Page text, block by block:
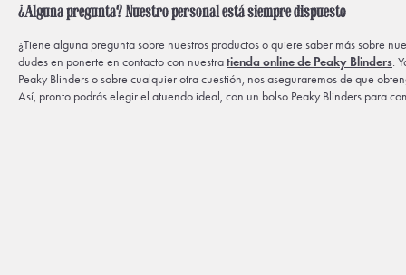
¿Alguna pregunta? Nuestro personal está siempre dispuesto
¿Tiene alguna pregunta sobre nuestros productos o quiere saber más sobre
dudes en ponerte en contacto con nuestratienda online de Peaky Blinders.
Peaky Blinders o sobre cualquier otra cuestión, nos aseguraremos de que
Así, pronto podrás elegir el atuendo ideal, con un bolso Peaky Blinders para